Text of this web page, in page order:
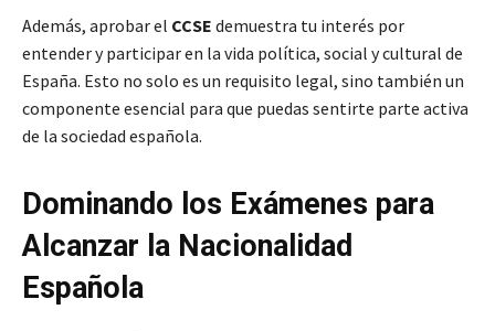
Además, aprobar el CCSE demuestra tu interés por
entender y participar en la vida política, social y cultural de
España. Esto no solo es un requisito legal, sino también un
componente esencial para que puedas sentirte parte activa
de la sociedad española.
Dominando los Exámenes para
Alcanzar la Nacionalidad
Española